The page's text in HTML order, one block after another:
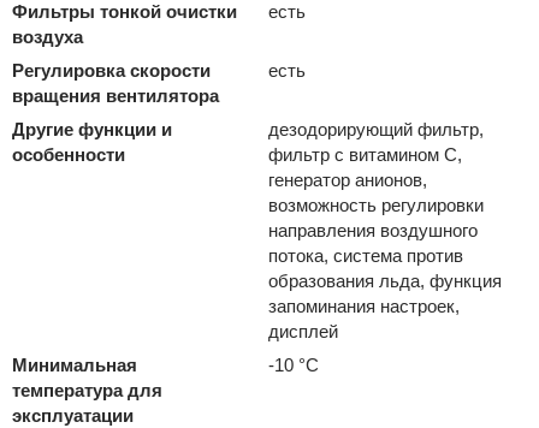
Фильтры тонкой очистки
воздуха
есть
Регулировка скорости
вращения вентилятора
есть
Другие функции и
особенности
дезодорирующий фильтр,
фильтр с витамином С,
генератор анионов,
возможность регулировки
направления воздушного
потока, система против
образования льда, функция
запоминания настроек,
дисплей
Минимальная
температура для
эксплуатации
-10 °С